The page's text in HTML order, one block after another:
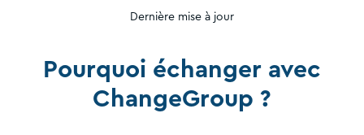
Dernière mise à jour
Pourquoi échanger avec
ChangeGroup ?